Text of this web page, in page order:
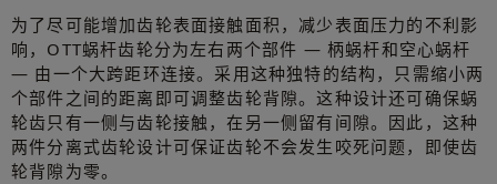
为了尽可能增加齿轮表面接触面积，减少表面压力的不利影
响，OTT蜗杆齿轮分为左右两个部件 — 柄蜗杆和空心蜗杆
— 由一个大跨距环连接。采用这种独特的结构，只需缩小两
个部件之间的距离即可调整齿轮背隙。这种设计还可确保蜗
轮齿只有一侧与齿轮接触，在另一侧留有间隙。因此，这种
两件分离式齿轮设计可保证齿轮不会发生咬死问题，即使齿
轮背隙为零。